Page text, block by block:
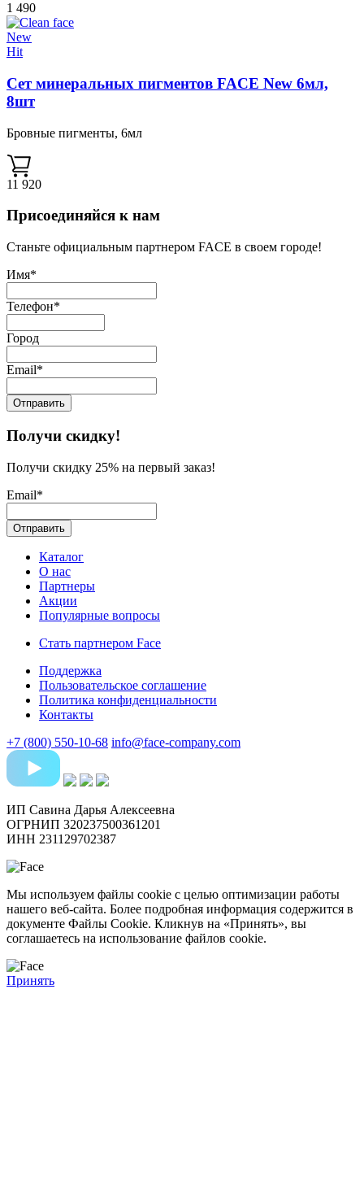
1 490
New
Hit
Сет минеральных пигментов FACE New 6мл,
8шт
Бровные пигменты, 6мл
11 920
Присоединяйся к нам
Станьте официальным партнером FACE в своем городе!
Имя*
Телефон*
Город
Email*
Получи скидку!
Получи скидку 25% на первый заказ!
Email*
Каталог
О нас
Партнеры
Акции
Популярные вопросы
Стать партнером Face
Поддержка
Пользовательское соглашение
Политика конфиденциальности
Контакты
+7 (800) 550-10-68 info@face-company.com
ИП Савина Дарья Алексеевна
ОГРНИП 320237500361201
ИНН 231129702387
Мы используем файлы cookie с целью оптимизации работы
нашего веб-сайта. Более подробная информация содержится в
документе Файлы Сookie. Кликнув на «Принять», вы
соглашаетесь на использование файлов cookie.
Принять